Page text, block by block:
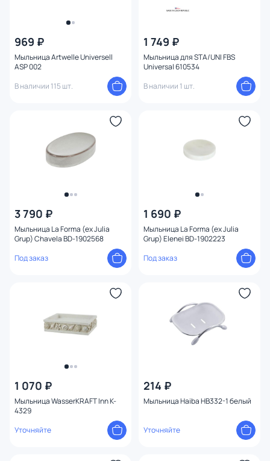
969 ₽
Мыльница Artwelle Universell
ASP 002
В наличии 115 шт.
1 749 ₽
Мыльница для STA/UNI FBS
Universal 610534
В наличии 1 шт.
3 790 ₽
Мыльница La Forma (ex Julia
Grup) Chavela BD-1902568
Под заказ
1 690 ₽
Мыльница La Forma (ex Julia
Grup) Elenei BD-1902223
Под заказ
1 070 ₽
Мыльница WasserKRAFT Inn K-
4329
Уточняйте
214 ₽
Мыльница Haiba HB332-1 белый
Уточняйте